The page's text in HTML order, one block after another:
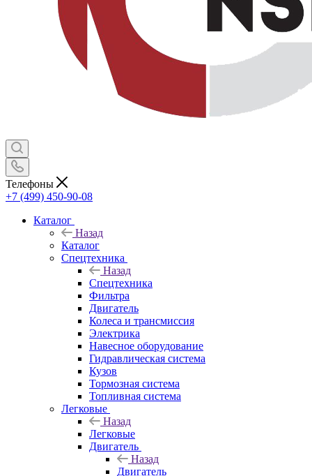
Телефоны
+7 (499) 450-90-08
Каталог
Назад
Каталог
Спецтехника
Назад
Спецтехника
Фильтра
Двигатель
Колеса и трансмиссия
Электрика
Навесное оборудование
Гидравлическая система
Кузов
Тормозная система
Топливная система
Легковые
Назад
Легковые
Двигатель
Назад
Двигатель